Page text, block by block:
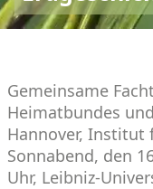
Gemeinsame
Heimatbundes
Hannover, Institut
Sonnabend, den
Uhr, Leibniz-